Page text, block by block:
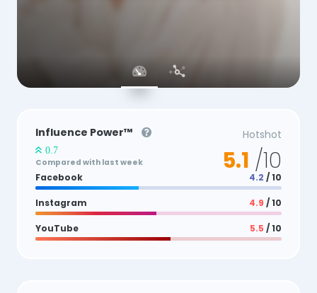
Influence Power™
0.7
Compared with last week
Hotshot
5.1 /10
Facebook 4.2 / 10
Instagram 4.9 / 10
YouTube 5.5 / 10